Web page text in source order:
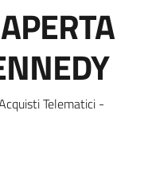
Telematici -